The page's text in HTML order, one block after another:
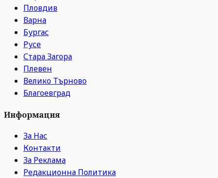
Пловдив
Варна
Бургас
Русе
Стара Загора
Плевен
Велико Търново
Благоевград
Информация
За Нас
Контакти
За Реклама
Редакционна Политика